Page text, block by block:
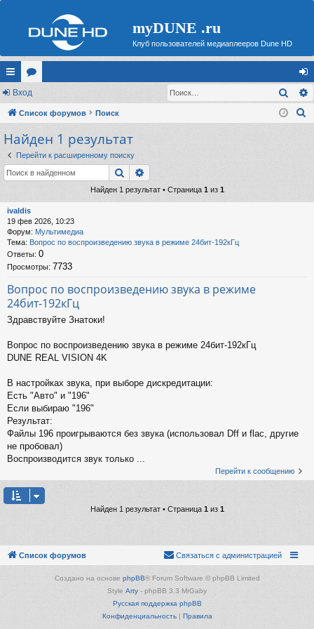
myDUNE .ru
Клуб пользователей медиаплееров Dune HD
с
ы
лк
и
ор
ум
ы
хо
д
Вход
Список форумов Поиск
Найден 1 результат
Перейти к расширенному поиску
Поиск
Найден 1 результат • Страница 1 из 1
ivaldis
19 фев 2026, 10:23
Форум: Мультимедиа
Тема: Вопрос по воспроизведению звука в режиме 24бит-192кГц
Ответы: 0
Просмотры: 7733
Вопрос по воспроизведению звука в режиме
24бит-192кГц
Здравствуйте Знатоки!
Вопрос по воспроизведению звука в режиме 24бит-192кГц
DUNE REAL VISION 4K
В настройках звука, при выборе дискредитации:
Есть "Авто" и "196"
Если выбираю "196"
Результат:
Файлы 196 проигрываются без звука (использовал Dff и flac, другие
не пробовал)
Воспроизводится звук только ...
Перейти к сообщению
Найден 1 результат • Страница 1 из 1
Список форумов Связаться с администрацией
Создано на основе phpBB® Forum Software © phpBB Limited
Style Arty - phpBB 3.3 MrGaby
Русская поддержка phpBB
Конфиденциальность| Правила